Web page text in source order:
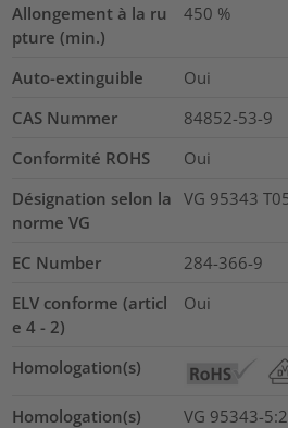
Allongement à la ru
pture (min.)
450 %
Auto-extinguible
Oui
CAS Nummer
84852-53-9
Conformité ROHS
Oui
Désignation selon la
norme VG
VG 95343
EC Number
284-366-9
ELV conforme (articl
e 4 - 2)
Oui
Homologation(s)
Homologation(s)
VG 95343-